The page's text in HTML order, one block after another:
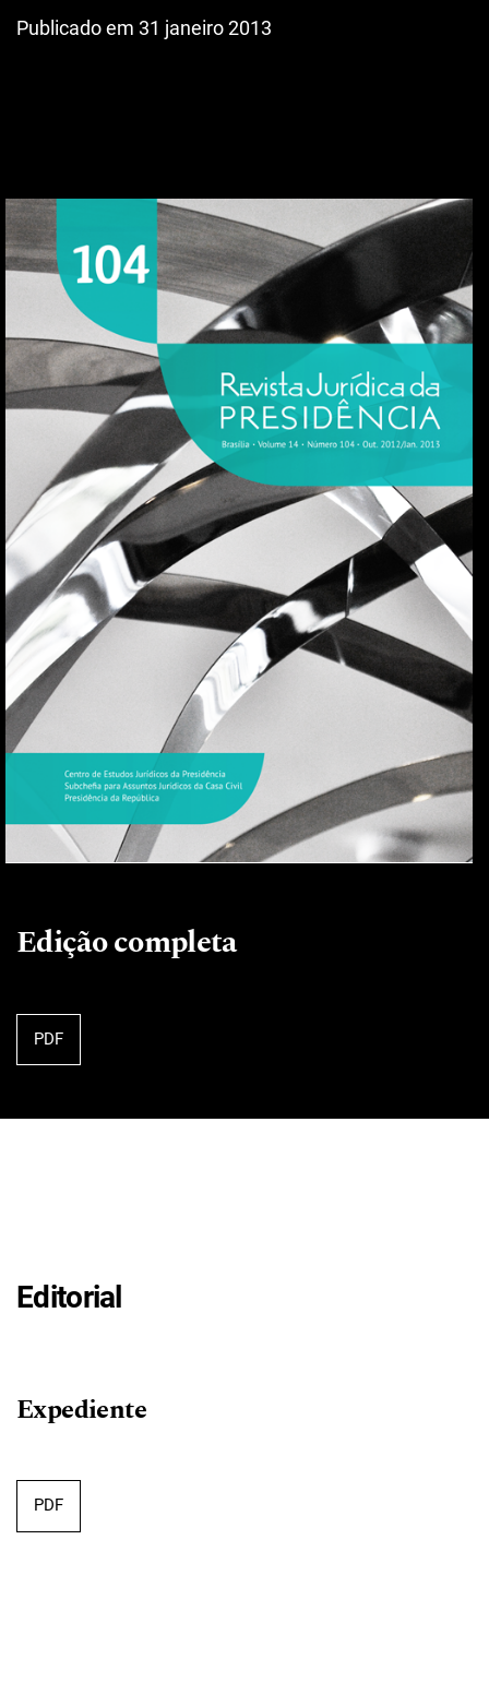
Publicado em 31 janeiro 2013
Edição completa
PDF
Editorial
Expediente
PDF